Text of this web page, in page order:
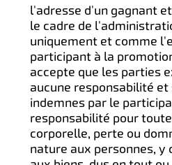
l'adresse d'un gagnant
le cadre de
uniquement et comme
participant à la
accepte que les parties
aucune responsabilité
indemnes par le
responsabilité pour
corporelle, perte ou
nature aux personnes, y